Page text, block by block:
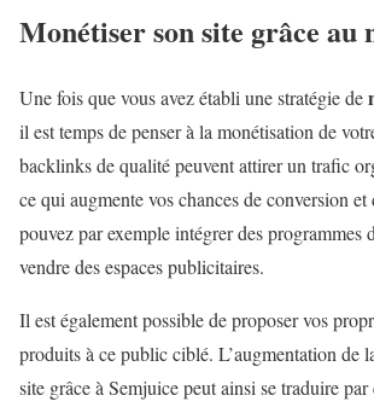
Monétiser son site grâce au
Une fois que vous avez établi une stratégie de
il est temps de penser à la monétisation de
backlinks de qualité peuvent attirer un trafic
ce qui augmente vos chances de conversion
pouvez par exemple intégrer des programmes
vendre des espaces publicitaires.
Il est également possible de proposer vos
produits à ce public ciblé. L’augmentation de
site grâce à Semjuice peut ainsi se traduire par